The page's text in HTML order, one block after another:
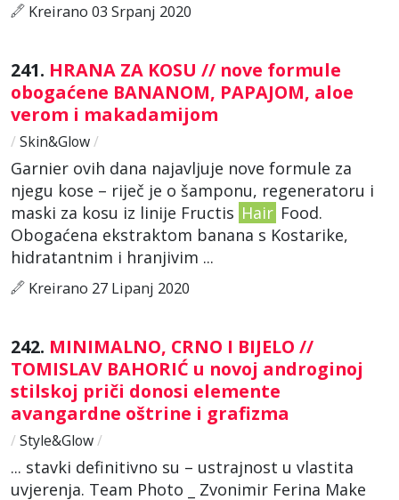
Kreirano 03 Srpanj 2020
241. HRANA ZA KOSU // nove formule
obogaćene BANANOM, PAPAJOM, aloe
verom i makadamijom
/ Skin&Glow/
Garnier ovih dana najavljuje nove formule za
njegu kose – riječ je o šamponu, regeneratoru i
maski za kosu iz linije Fructis Hair Food.
Obogaćena ekstraktom banana s Kostarike,
hidratantnim i hranjivim ...
Kreirano 27 Lipanj 2020
242. MINIMALNO, CRNO I BIJELO //
TOMISLAV BAHORIĆ u novoj androginoj
stilskoj priči donosi elemente
avangardne oštrine i grafizma
/ Style&Glow/
... stavki definitivno su – ustrajnost u vlastita
uvjerenja. Team Photo _ Zvonimir Ferina Make